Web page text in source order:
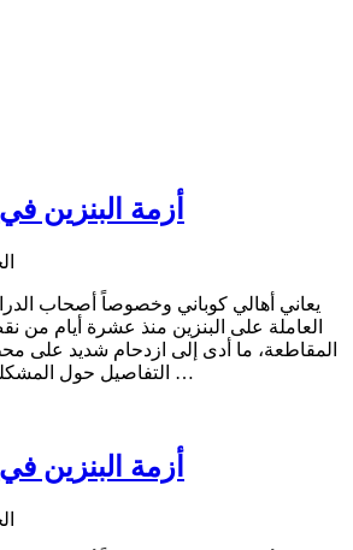
أزمة البنزين
يعاني أهالي كوباني وخصوصاً أصحاب
العاملة على البنزين منذ عشرة أيام من
المقاطعة، ما أدى إلى ازدحام شديد على
التفاصيل حول المشكلة وأسبابها، ورد الجهات …
أزمة البنزين